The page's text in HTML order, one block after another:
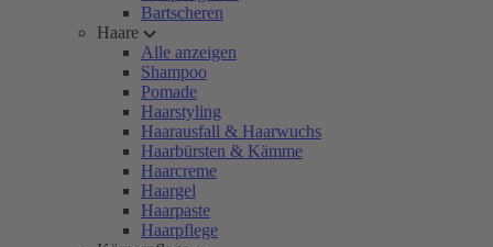
Bartscheren
Haare
Alle anzeigen
Shampoo
Pomade
Haarstyling
Haarausfall & Haarwuchs
Haarbürsten & Kämme
Haarcreme
Haargel
Haarpaste
Haarpflege